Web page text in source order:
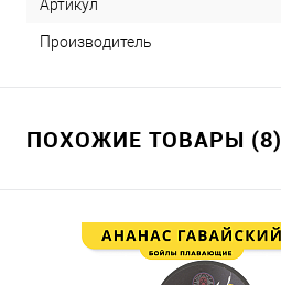
Артикул
Производитель
ПОХОЖИЕ ТОВАРЫ (8)